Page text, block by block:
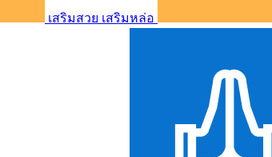
เสริมสวย เสริมหล่อ